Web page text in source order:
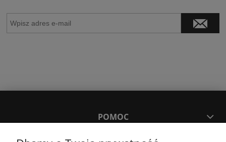
POMOC